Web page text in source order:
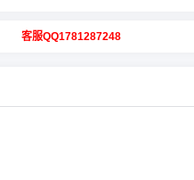
客服QQ1781287248